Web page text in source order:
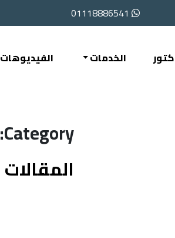
الخدمات الفيديوهات
Category: علاج ضغط العين
المقالات